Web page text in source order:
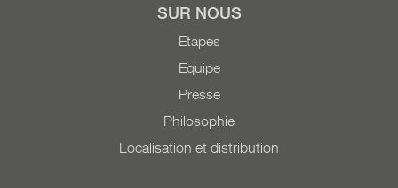
SUR NOUS
Etapes
Equipe
Presse
Philosophie
Localisation et distribution